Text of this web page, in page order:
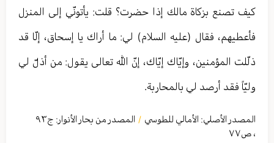
كيف تصنع بزكاة مالك إذا حضرت؟ قلت: يأتونّي إلى المنزل
فأعطيهم، فقال (عليه السلام) لي: ما أراك يا إسحاق، إلّا قد
ذلّلت المؤمنين، وإيّاك إيّاك، إنّ الله تعالى يقول: من أذلّ لي
وليّاً فقد أرصد لي بالمحاربة.
المصدر الأصلي: الأمالي للطوسي / المصدر من بحار الأنوار: ج٩٣
، ص٧٧